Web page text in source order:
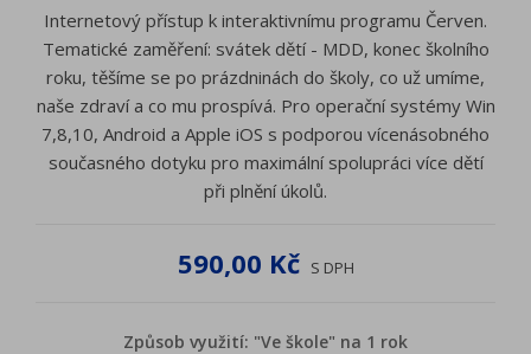
Internetový přístup k interaktivnímu programu Červen.
Tematické zaměření: svátek dětí - MDD, konec školního
roku, těšíme se po prázdninách do školy, co už umíme,
naše zdraví a co mu prospívá. Pro operační systémy Win
7,8,10, Android a Apple iOS s podporou vícenásobného
současného dotyku pro maximální spolupráci více dětí
při plnění úkolů.
590,00 Kč S DPH
Způsob využití: "Ve škole" na 1 rok